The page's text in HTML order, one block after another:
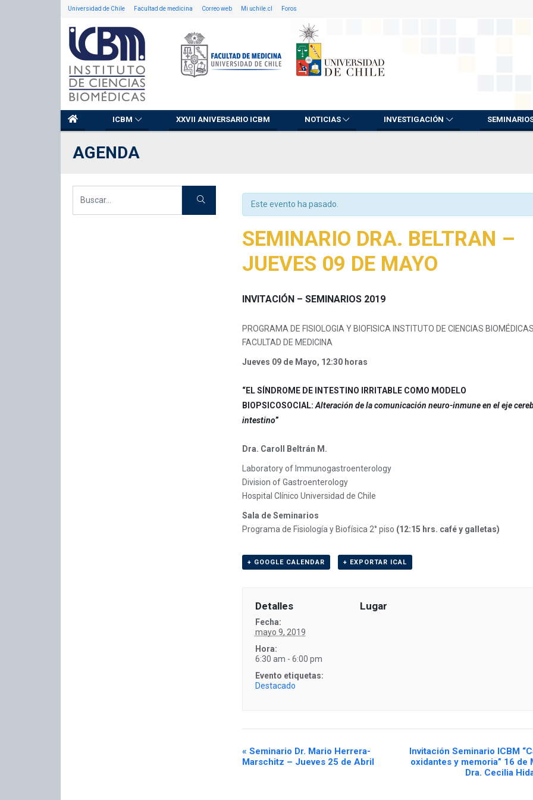
Universidad de Chile Facultad de medicina Correo web Mi uchile.cl Foros
ICBM XXVII ANIVERSARIO ICBM NOTICIAS INVESTIGACIÓN
AGENDA
Este evento ha pasado.
SEMINARIO DRA. BELTRAN –
JUEVES 09 DE MAYO
INVITACIÓN – SEMINARIOS 2019
PROGRAMA DE FISIOLOGIA Y BIOFISICA INSTITUTO DE CIENCIAS
FACULTAD DE MEDICINA
Jueves 09 de Mayo, 12:30 horas
“EL SÍNDROME DE INTESTINO IRRITABLE COMO MODELO
BIOPSICOSOCIAL: Alteración de la comunicación neuro-inmune en el eje
intestino”
Dra. Caroll Beltrán M.
Laboratory of Immunogastroenterology
Division of Gastroenterology
Hospital Clínico Universidad de Chile
Sala de Seminarios
Programa de Fisiología y Biofísica 2° piso (12:15 hrs. café y galletas)
+ GOOGLE CALENDAR + EXPORTAR ICAL
Detalles
Fecha:
mayo 9, 2019
Hora:
6:30 am - 6:00 pm
Evento etiquetas:
Destacado
Lugar
« Seminario Dr. Mario Herrera-
Marschitz – Jueves 25 de Abril
Invitación Seminario ICBM
oxidantes y memoria” 16 de
Dra. Cecilia